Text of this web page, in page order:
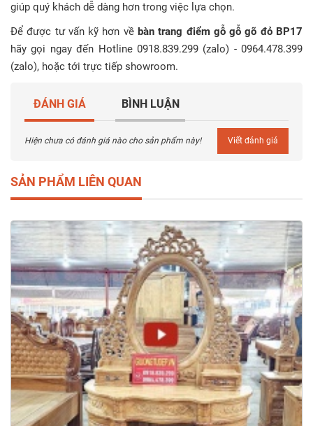
giúp quý khách dễ dàng hơn trong việc lựa chọn.
Để được tư vấn kỹ hơn về bàn trang điểm gỗ gỗ gõ đỏ BP17
hãy gọi ngay đến Hotline 0918.839.299 (zalo) - 0964.478.399
(zalo), hoặc tới trực tiếp showroom.
ĐÁNH GIÁ BÌNH LUẬN
Hiện chưa có đánh giá nào cho sản phẩm này! Viết đánh giá
SẢN PHẨM LIÊN QUAN